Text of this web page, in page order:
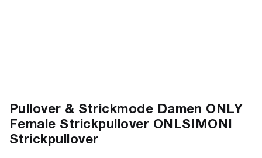
Pullover & Strickmode Damen ONLY
Female Strickpullover ONLSIMONI
Strickpullover